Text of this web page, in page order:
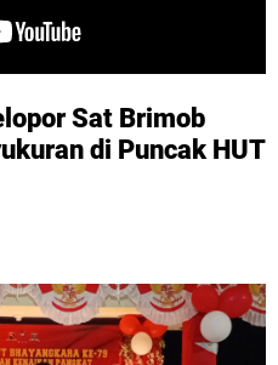
Sat Brimob
di Puncak HUT